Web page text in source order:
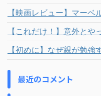
【映画レビュー】マーベ
【これだけ！】意外と
【初めに】なぜ親が勉強
最近のコメント